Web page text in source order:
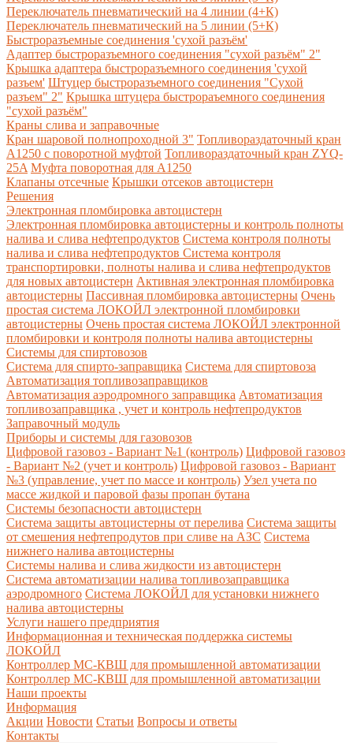
Переключатель пневматический на 4 линии (4+К)
Переключатель пневматический на 5 линии (5+К)
Быстроразъемные соединения 'сухой разъём'
Адаптер быстроразъемного соединения "сухой разъём" 2"
Крышка адаптера быстроразъемного соединения 'сухой
разъем' Штуцер быстроразъемного соединения "Сухой
разъем" 2" Крышка штуцера быстрораъемного соединения
"сухой разъём"
Краны слива и заправочные
Кран шаровой полнопроходной 3" Топливораздаточный кран
A1250 с поворотной муфтой Топливораздаточный кран ZYQ-
25A Муфта поворотная для А1250
Клапаны отсечные Крышки отсеков автоцистерн
Решения
Электронная пломбировка автоцистерн
Электронная пломбировка автоцистерны и контроль полноты
налива и слива нефтепродуктов Система контроля полноты
налива и слива нефтепродуктов Система контроля
транспортировки, полноты налива и слива нефтепродуктов
для новых автоцистерн Активная электронная пломбировка
автоцистерны Пассивная пломбировка автоцистерны Очень
простая система ЛОКОЙЛ электронной пломбировки
автоцистерны Очень простая система ЛОКОЙЛ электронной
пломбировки и контроля полноты налива автоцистерны
Системы для спиртовозов
Система для спирто-заправщика Система для спиртовоза
Автоматизация топливозаправщиков
Автоматизация аэродромного заправщика Автоматизация
топливозаправщика , учет и контроль нефтепродуктов
Заправочный модуль
Приборы и системы для газовозов
Цифровой газовоз - Вариант №1 (контроль) Цифровой газовоз
- Вариант №2 (учет и контроль) Цифровой газовоз - Вариант
№3 (управление, учет по массе и контроль) Узел учета по
массе жидкой и паровой фазы пропан бутана
Системы безопасности автоцистерн
Система защиты автоцистерны от перелива Система защиты
от смешения нефтепродутов при сливе на АЗС Система
нижнего налива автоцистерны
Системы налива и слива жидкости из автоцистерн
Система автоматизации налива топливозаправщика
аэродромного Система ЛОКОЙЛ для установки нижнего
налива автоцистерны
Услуги нашего предприятия
Информационная и техническая поддержка системы
ЛОКОЙЛ
Контроллер МС-КВШ для промышленной автоматизации
Контроллер МС-КВШ для промышленной автоматизации
Наши проекты
Информация
Акции Новости Статьи Вопросы и ответы
Контакты